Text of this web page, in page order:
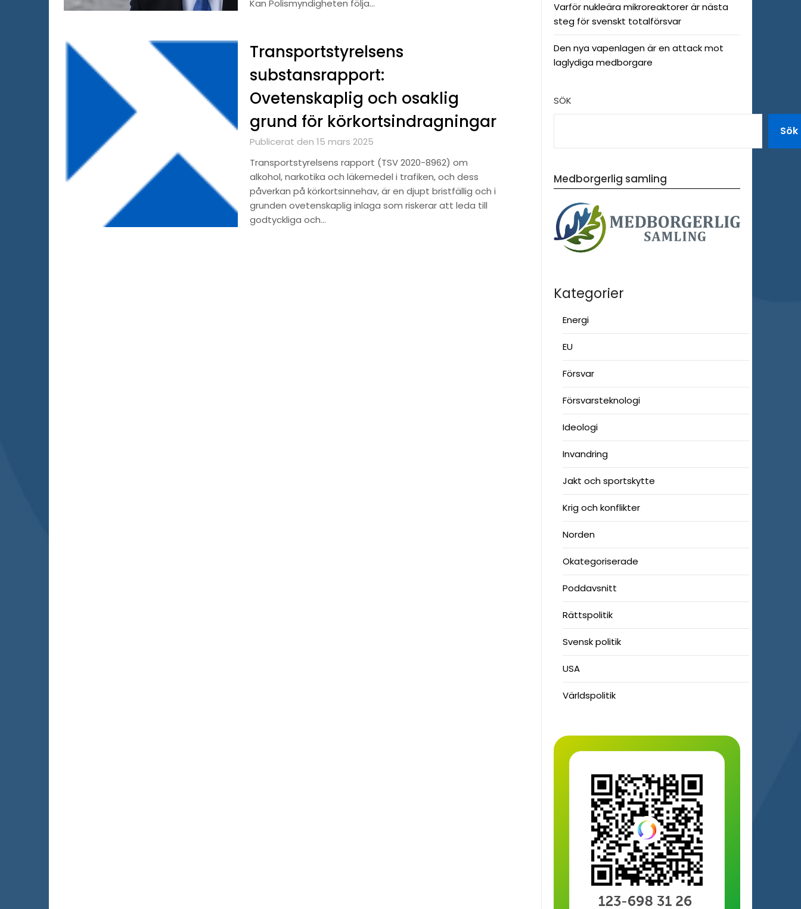
Kan Polismyndigheten följa…
Transportstyrelsens
substansrapport:
Ovetenskaplig och osaklig
grund för körkortsindragningar
Publicerat den 15 mars 2025
Transportstyrelsens rapport (TSV 2020-8962) om
alkohol, narkotika och läkemedel i trafiken, och dess
påverkan på körkortsinnehav, är en djupt bristfällig och i
grunden ovetenskaplig inlaga som riskerar att leda till
godtyckliga och…
Varför nukleära mikroreaktorer är nästa
steg för svenskt totalförsvar
Den nya vapenlagen är en attack mot
laglydiga medborgare
SÖK
Sök
Medborgerlig samling
Kategorier
Energi
EU
Försvar
Försvarsteknologi
Ideologi
Invandring
Jakt och sportskytte
Krig och konflikter
Norden
Okategoriserade
Poddavsnitt
Rättspolitik
Svensk politik
USA
Världspolitik